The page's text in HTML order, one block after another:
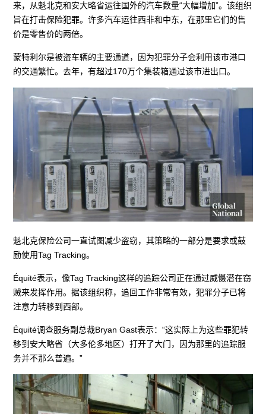
来，从魁北克和安大略省运往国外的汽车数量“大幅增加”。该组织
旨在打击保险犯罪。许多汽车运往西非和中东，在那里它们的售
价是零售价的两倍。
蒙特利尔是被盗车辆的主要通道，因为犯罪分子会利用该市港口
的交通繁忙。去年，有超过170万个集装箱通过该市进出口。
魁北克保险公司一直试图减少盗窃，其策略的一部分是要求或鼓
励使用Tag Tracking。
Équité表示，像Tag Tracking这样的追踪公司正在通过威慑潜在窃
贼来发挥作用。据该组织称，追回工作非常有效，犯罪分子已将
注意力转移到西部。
Équité调查服务副总裁Bryan Gast表示：“这实际上为这些罪犯转
移到安大略省（大多伦多地区）打开了大门，因为那里的追踪服
务并不那么普遍。”